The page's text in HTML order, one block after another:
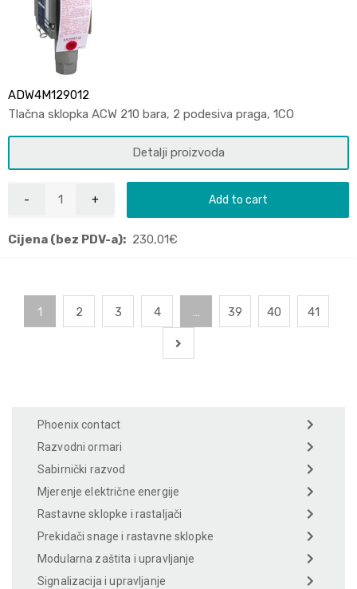
ADW4M129012
Tlačna sklopka ACW 210 bara, 2 podesiva praga, 1CO
Detalji proizvoda
Add to cart
Cijena (bez PDV-a): 230,01€
1 2 3 4 … 39 40 41
Phoenix contact
Razvodni ormari
Sabirnički razvod
Mjerenje električne energije
Rastavne sklopke i rastaljači
Prekidači snage i rastavne sklopke
Modularna zaštita i upravljanje
Signalizacija i upravljanje